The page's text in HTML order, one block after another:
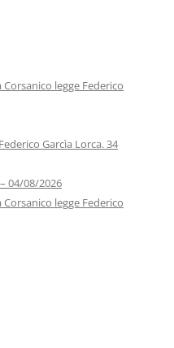
Corsanico legge Federico
Garcìa Lorca. 34
04/08/2026
Corsanico legge Federico